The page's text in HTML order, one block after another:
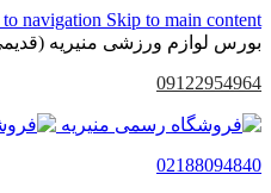
navigation Skip to main content
بورس لوازم ورزشی منیریه
09122954964
02188094840